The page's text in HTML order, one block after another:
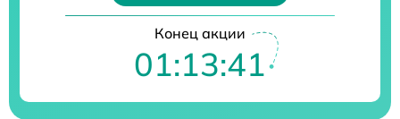
Конец акции
01:13:40